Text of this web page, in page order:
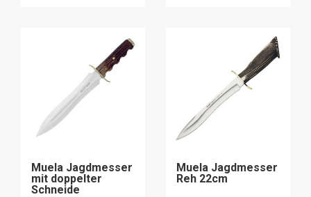
Muela Jagdmesser
mit doppelter
Schneide
Muela Jagdmesser
Reh 22cm